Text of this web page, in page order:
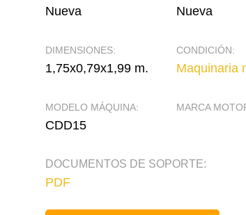
Nueva Nueva
DIMENSIONES:
1,75x0,79x1,99 m.
CONDICIÓN:
Maquinaria
MODELO MÁQUINA:
CDD15
MARCA
DOCUMENTOS DE SOPORTE:
PDF